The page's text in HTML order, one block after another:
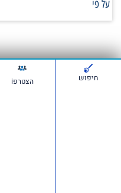
על פי
סרטונים:
חיפוש הצטרפi